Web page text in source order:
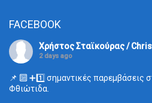
FACEBOOK
Χρήστος Σταϊκούρας /
2 days ago
📌 🔟 ➕1️⃣ σημαντικές παρεμβάσεις
Φθιώτιδα.